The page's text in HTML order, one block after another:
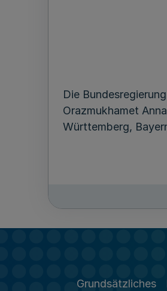
Die
Orazmukhamet
Württemberg,
Grundsätzliches